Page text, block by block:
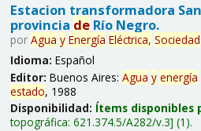
Estacion transformadora
provincia deRío Negro.
por Agua y Energía Eléctrica, Sociedad
Idioma: Español
Editor: Buenos Aires: Agua y energía
estado, 1988
Disponibilidad: Ítems disponibles
topográfica: 621.374.5/A282/v.3 (1).